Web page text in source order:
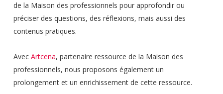
de la Maison des professionnels pour approfondir ou
préciser des questions, des réflexions, mais aussi des
contenus pratiques.
Avec Artcena, partenaire ressource de la Maison des
professionnels, nous proposons également un
prolongement et un enrichissement de cette ressource.